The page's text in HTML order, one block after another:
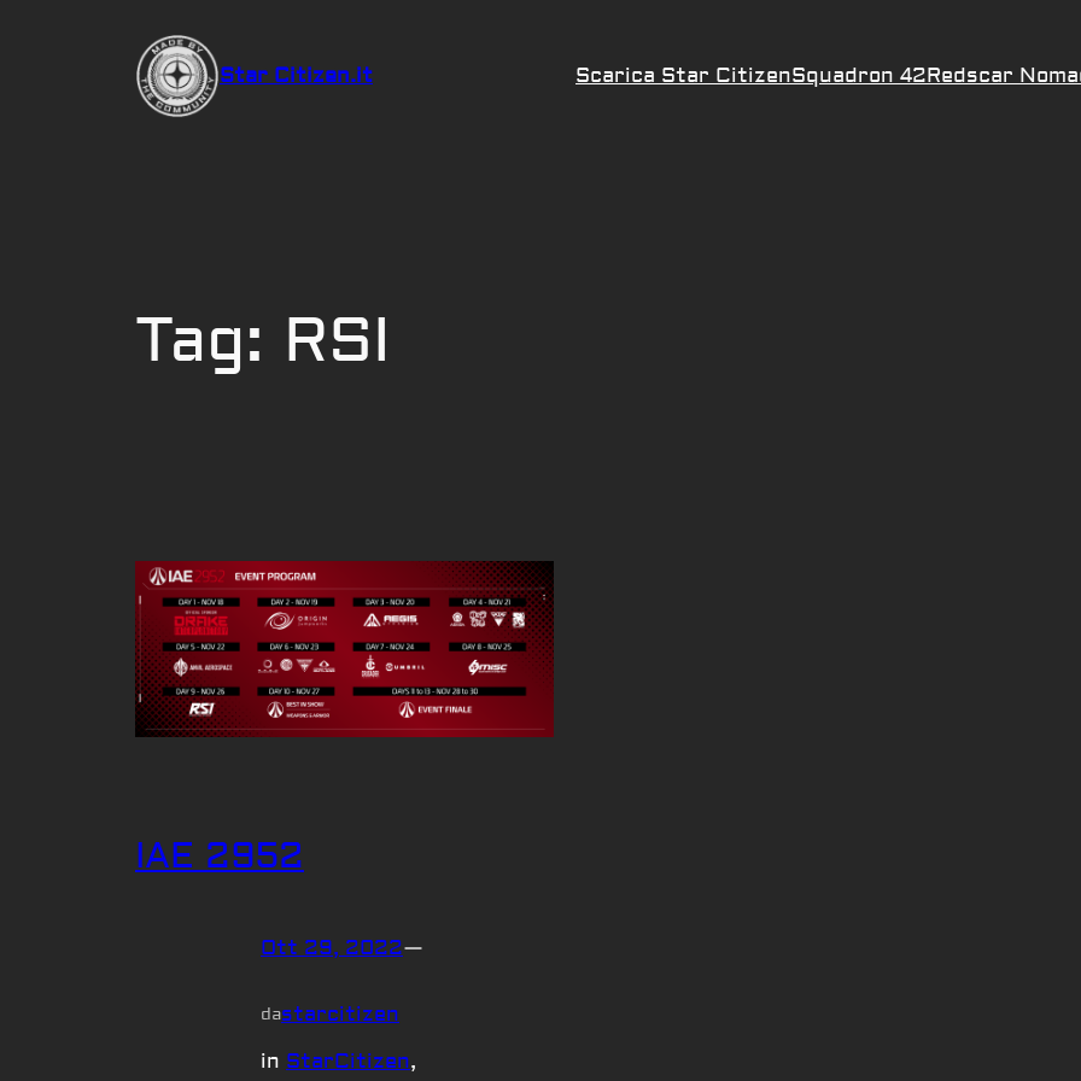
Star Citizen.it Scarica Star CitizenSquadron 42Redscar
Tag: RSI
IAE 2952
Ott 29, 2022—
dastarcitizen
in StarCitizen